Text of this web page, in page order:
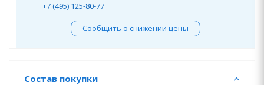
+7 (495) 125-80-77
Сообщить о снижении цены
Состав покупки